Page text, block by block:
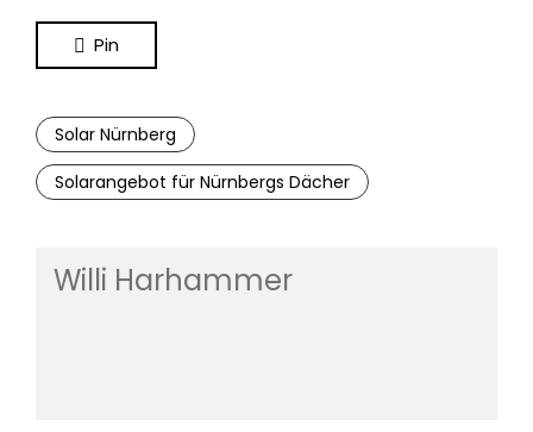
Pin
Solar Nürnberg
Solarangebot für Nürnbergs Dächer
Willi Harhammer